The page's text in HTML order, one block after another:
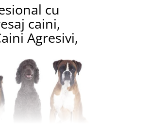
cu
caini,
Agresivi,